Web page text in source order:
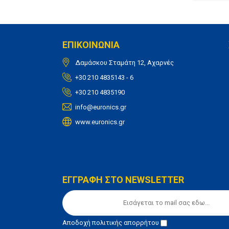
ΕΠΙΚΟΙΝΩΝΙΑ
Δαμάσκου Σταμάτη 12, Αχαρνές
+30 210 4835143 - 6
+30 210 4835190
info@euronics.gr
www.euronics.gr
ΕΓΓΡΑΦΗ ΣΤΟ NEWSLETTER
Αποδοχήπολιτικής απορρήτου